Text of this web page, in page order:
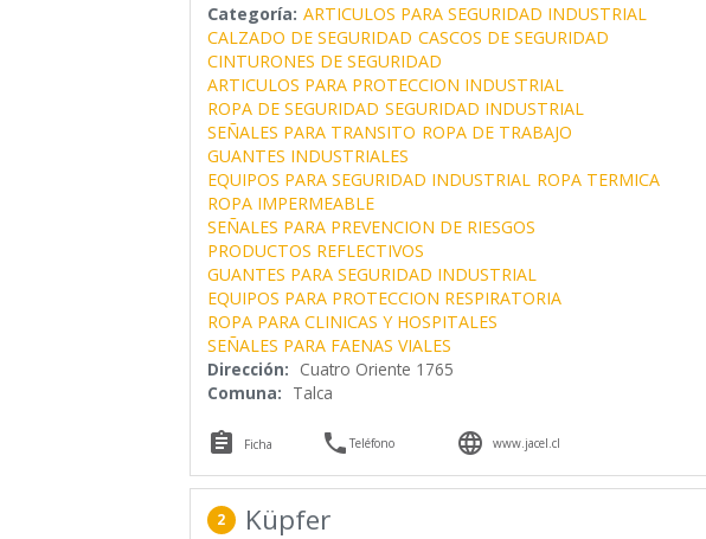
Categoría: ARTICULOS PARA SEGURIDAD INDUSTRIAL
CALZADO DE SEGURIDAD CASCOS DE SEGURIDAD
CINTURONES DE SEGURIDAD
ARTICULOS PARA PROTECCION INDUSTRIAL
ROPA DE SEGURIDAD SEGURIDAD INDUSTRIAL
SEÑALES PARA TRANSITO ROPA DE TRABAJO
GUANTES INDUSTRIALES
EQUIPOS PARA SEGURIDAD INDUSTRIAL ROPA TERMICA
ROPA IMPERMEABLE
SEÑALES PARA PREVENCION DE RIESGOS
PRODUCTOS REFLECTIVOS
GUANTES PARA SEGURIDAD INDUSTRIAL
EQUIPOS PARA PROTECCION RESPIRATORIA
ROPA PARA CLINICAS Y HOSPITALES
SEÑALES PARA FAENAS VIALES
Dirección: Cuatro Oriente 1765
Comuna: Talca
 Ficha Teléfono  www.jacel.cl
2 Küpfer